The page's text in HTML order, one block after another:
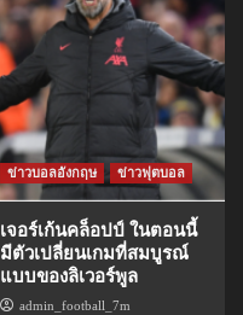
ข่าวบอลอังกฤษ ข่าวฟุตบอล
เจอร์เก้นคล็อปป์ ในตอนนี้
มีตัวเปลี่ยนเกมที่สมบูรณ์
แบบของลิเวอร์พูล
admin_football_7m